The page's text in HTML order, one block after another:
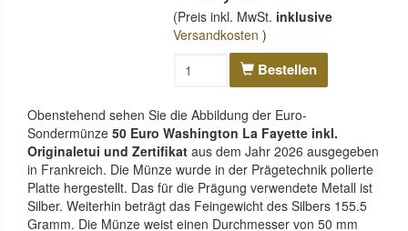
(Preis inkl. MwSt. inklusive
Versandkosten )
Bestellen
Obenstehend sehen Sie die Abbildung der Euro-
Sondermünze 50 Euro Washington La Fayette inkl.
Originaletui und Zertifikat aus dem Jahr 2026 ausgegeben
in Frankreich. Die Münze wurde in der Prägetechnik polierte
Platte hergestellt. Das für die Prägung verwendete Metall ist
Silber. Weiterhin beträgt das Feingewicht des Silbers 155.5
Gramm. Die Münze weist einen Durchmesser von 50 mm